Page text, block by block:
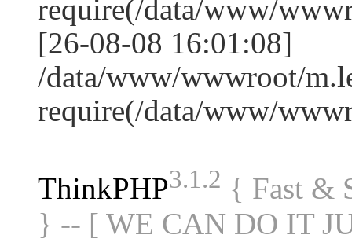
require(/data/www/
[26-08-08 16:01:08]
/data/www/wwwroot/
require(/data/www/
ThinkPHP3.1.2 { Fast &
} -- [ WE CAN DO IT